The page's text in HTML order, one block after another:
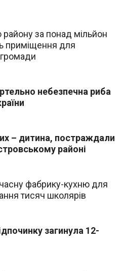
району за понад мільйон
приміщення для
громади
небезпечна риба
– дитина, постраждали
районі
фабрику-кухню для
тисяч школярів
загинула 12-